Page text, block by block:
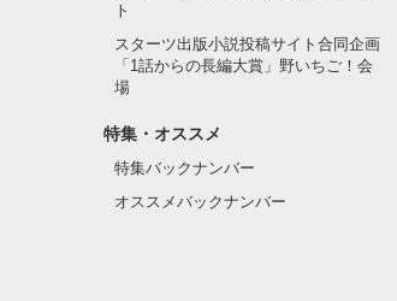
ト
スターツ出版小説投稿サイト合同企画
「1話からの長編大賞」野いちご！会
場
特集・オススメ
特集バックナンバー
オススメバックナンバー